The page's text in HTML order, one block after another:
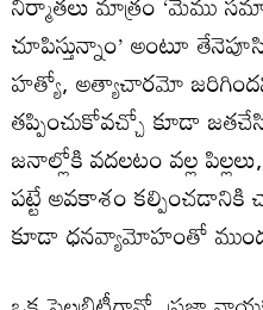
చూపిస్తున్నాం’ అంటూ
హత్యో, అత్యాచారమో
తప్పించుకోవచ్చో కూడా
జనాల్లోకి వదలటం వల్ల
పట్టే అవకాశం
కూడా ధనవ్యామోహంతో